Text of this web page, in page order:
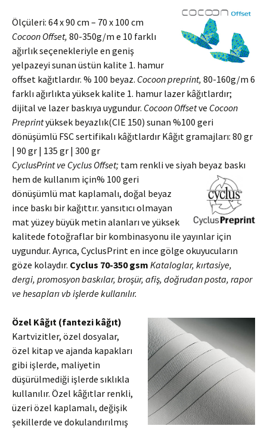
Ölçüleri: 64 x 90 cm – 70 x 100 cm
Cocoon Offset, 80-350g/m e 10 farklı
ağırlık seçenekleriyle en geniş
yelpazeyi sunan üstün kalite 1. hamur
offset kağıtlardır. % 100 beyaz. Cocoon preprint, 80-160g/m 6
farklı ağırlıkta yüksek kalite 1. hamur lazer kâğıtlardır;
dijital ve lazer baskıya uygundur. Cocoon Offsetve Cocoon
Preprintyüksek beyazlık(CIE 150) sunan %100 geri
dönüşümlü FSC sertifikalı kâğıtlardır Kâğıt gramajları: 80 gr
| 90 gr | 135 gr | 300 gr
CyclusPrint ve Cyclus Offset; tam renkli ve siyah beyaz baskı
hem de kullanım için% 100 geri
dönüşümlü mat kaplamalı, doğal beyaz
ince baskı bir kağıttır. yansıtıcı olmayan
mat yüzey büyük metin alanları ve yüksek
kalitede fotoğraflar bir kombinasyonu ile yayınlar için
uygundur. Ayrıca, CyclusPrint en ince gölge okuyucuların
göze kolaydır. Cyclus 70-350 gsm Kataloglar, kırtasiye,
dergi, promosyon baskılar, broşür, afiş, doğrudan posta, rapor
ve hesapları vb işlerde kullanılır.
Özel Kâğıt (fantezi kâğıt)
Kartvizitler, özel dosyalar,
özel kitap ve ajanda kapakları
gibi işlerde, maliyetin
düşürülmediği işlerde sıklıkla
kullanılır. Özel kâğıtlar renkli,
üzeri özel kaplamalı, değişik
şekillerde ve dokulandırılmış